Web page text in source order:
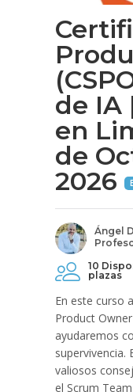
de IA
en
de
2026
Ángel
10
plazas
En este curso
Product
ayudaremos
supervivencia.
valiosos
el Scrum